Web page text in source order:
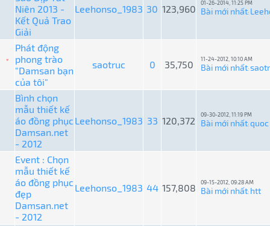
Niên 2013 -
Kết Quả Trao
Giải
Leehonso_1983 30 123,960
01-26-2014, 11:25 PM
Bài mới nhất:
Phát động
phong trào
"Damsan bạn
của tôi"
saotruc 0 35,750 11-24-2012, 10:10 AM
Bài mới nhất:
Bình chọn
mẫu thiết kế
áo đồng phục
Damsan.net
- 2012
Leehonso_1983 33 120,372
09-30-2012, 11:19 PM
Bài mới nhất:
Event : Chọn
mẫu thiết kế
áo đồng phục
đẹp
Damsan.net
- 2012
Leehonso_1983 44 157,808 09-15-2012, 09:28 AM
Bài mới nhất: htt